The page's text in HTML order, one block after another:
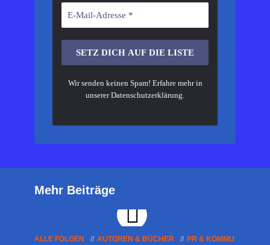
Wir senden keinen Spam! Erfahre mehr in
unsererDatenschutzerklärung.
Mehr Beiträge
ALLE FOLGEN AUTOREN & BÜCHER
PR & KOMMU